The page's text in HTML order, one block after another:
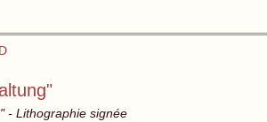
- Lithographie signée